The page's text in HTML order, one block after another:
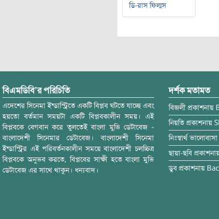
ডি-রাস ফিল্মস
বিএমডিবি’র পরিচিতি
এদেশের সিনেমা ইন্ডাস্ট্রিতে একটি বিপ্লব ঘটতে যাচ্ছে এবং
হয়তো বর্তমান সময়টা একটি বিপ্লবকালীন সময়। এই
বিপ্লবকে বেগবান করে তুলতেই বাংলা মুভি ডেটাবেজ -
বাংলাদেশী সিনেমার ডেটাবেজ। বাংলাদেশী সিনেমা
ইন্ডাস্ট্রির এই পরিবর্তনকালীন সময়ে বাংলাদেশী চলচ্চিত্র
বিপ্লবকে অনুভব করতে, বিপ্লবের সাক্ষী হতে বাংলা মুভি
ডেটাবেজ এর সাথে থাকুন। ধন্যবাদ।
দর্শক মতামত
বিজলী প্রকাশনায়
নিয়তি প্রকাশনায়
নিঃস্বার্থ ভালোবাসা
ছায়া-ছবি
ডুব প্রকাশনায়